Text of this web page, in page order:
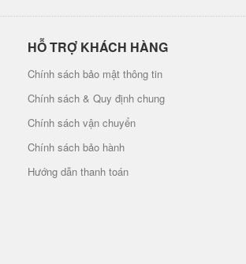
HỖ TRỢ KHÁCH HÀNG
Chính sách bảo mật thông tin
Chính sách & Quy định chung
Chính sách vận chuyển
Chính sách bảo hành
Hướng dẫn thanh toán